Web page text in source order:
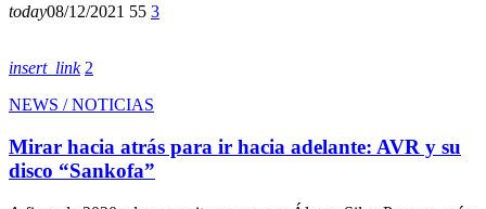
today08/12/2021 55 3
insert_link 2
NEWS / NOTICIAS
Mirar hacia atrás para ir hacia adelante: AVR y su
disco “Sankofa”